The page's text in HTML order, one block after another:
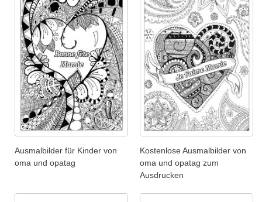
Ausmalbilder für Kinder von
oma und opatag
Kostenlose Ausmalbilder von
oma und opatag zum
Ausdrucken